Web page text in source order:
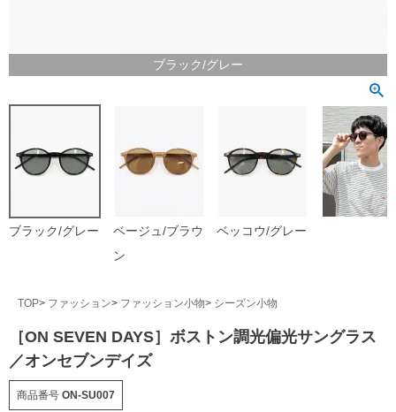
ブラック/グレー
ブラック/グレー
ベージュ/ブラウ
ン
ベッコウ/グレー
TOP ファッション ファッション小物 シーズン小物
［ON SEVEN DAYS］ボストン調光偏光サングラス
／オンセブンデイズ
商品番号 ON-SU007